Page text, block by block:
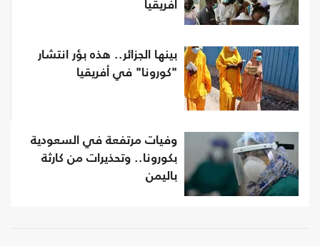
أفريقيا
بينها الجزائر.. هذه بؤر انتشار
"كورونا" في أفريقيا
وفيات مرتفعة في السعودية
بكورونا.. وتحذيرات من كارثة
باليمن